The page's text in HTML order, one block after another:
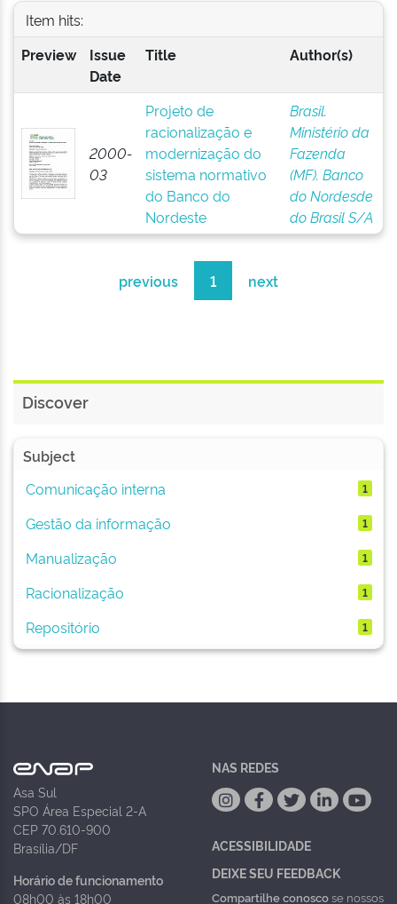
Item hits:
Preview
Issue
Date
Title Author(s)
2000-
03
Projeto de
racionalização e
modernização do
sistema normativo
do Banco do
Nordeste
Brasil.
Ministério da
Fazenda
(MF). Banco
do Nordesde
do Brasil S/A
previous 1 next
Discover
Subject
Comunicação interna
1
Gestão da informação 1
Manualização 1
Racionalização 1
Repositório 1
Asa Sul
SPO Área Especial 2-A
CEP 70.610-900
Brasília/DF
Horário de funcionamento
08h00 às 18h00
NAS REDES
ACESSIBILIDADE
DEIXE SEU FEEDBACK
Compartilhe conoscose nossos